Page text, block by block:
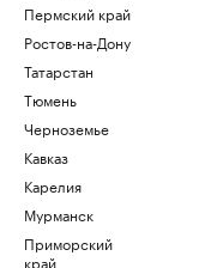
Пермский край
Ростов-на-Дону
Татарстан
Тюмень
Черноземье
Кавказ
Карелия
Мурманск
Приморский
край